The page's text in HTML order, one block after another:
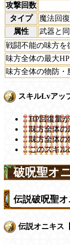
攻撃回数
タイプ
魔法回復
属性
武器と
戦闘不能の味方を
味方全体の最大
味方全体の物防・
スキルLvアッ
HP回復量
味方全体の
味方全体の
このスキル
破呪聖オ
伝説破呪聖オ
伝説オニキス